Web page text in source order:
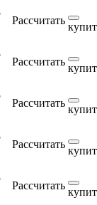
Рассчитать
Рассчитать
Рассчитать
Рассчитать
Рассчитать